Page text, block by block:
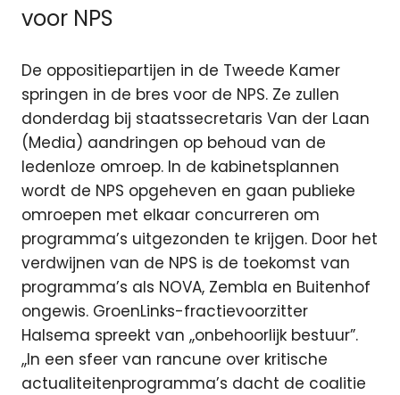
voor NPS
De oppositiepartijen in de Tweede Kamer
springen in de bres voor de NPS. Ze zullen
donderdag bij staatssecretaris Van der Laan
(Media) aandringen op behoud van de
ledenloze omroep. In de kabinetsplannen
wordt de NPS opgeheven en gaan publieke
omroepen met elkaar concurreren om
programma’s uitgezonden te krijgen. Door het
verdwijnen van de NPS is de toekomst van
programma’s als NOVA, Zembla en Buitenhof
ongewis. GroenLinks-fractievoorzitter
Halsema spreekt van ,,onbehoorlijk bestuur”.
,,In een sfeer van rancune over kritische
actualiteitenprogramma’s dacht de coalitie